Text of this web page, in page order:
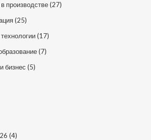
производстве(27)
(25)
(17)
(7)
бизнес (5)
(4)